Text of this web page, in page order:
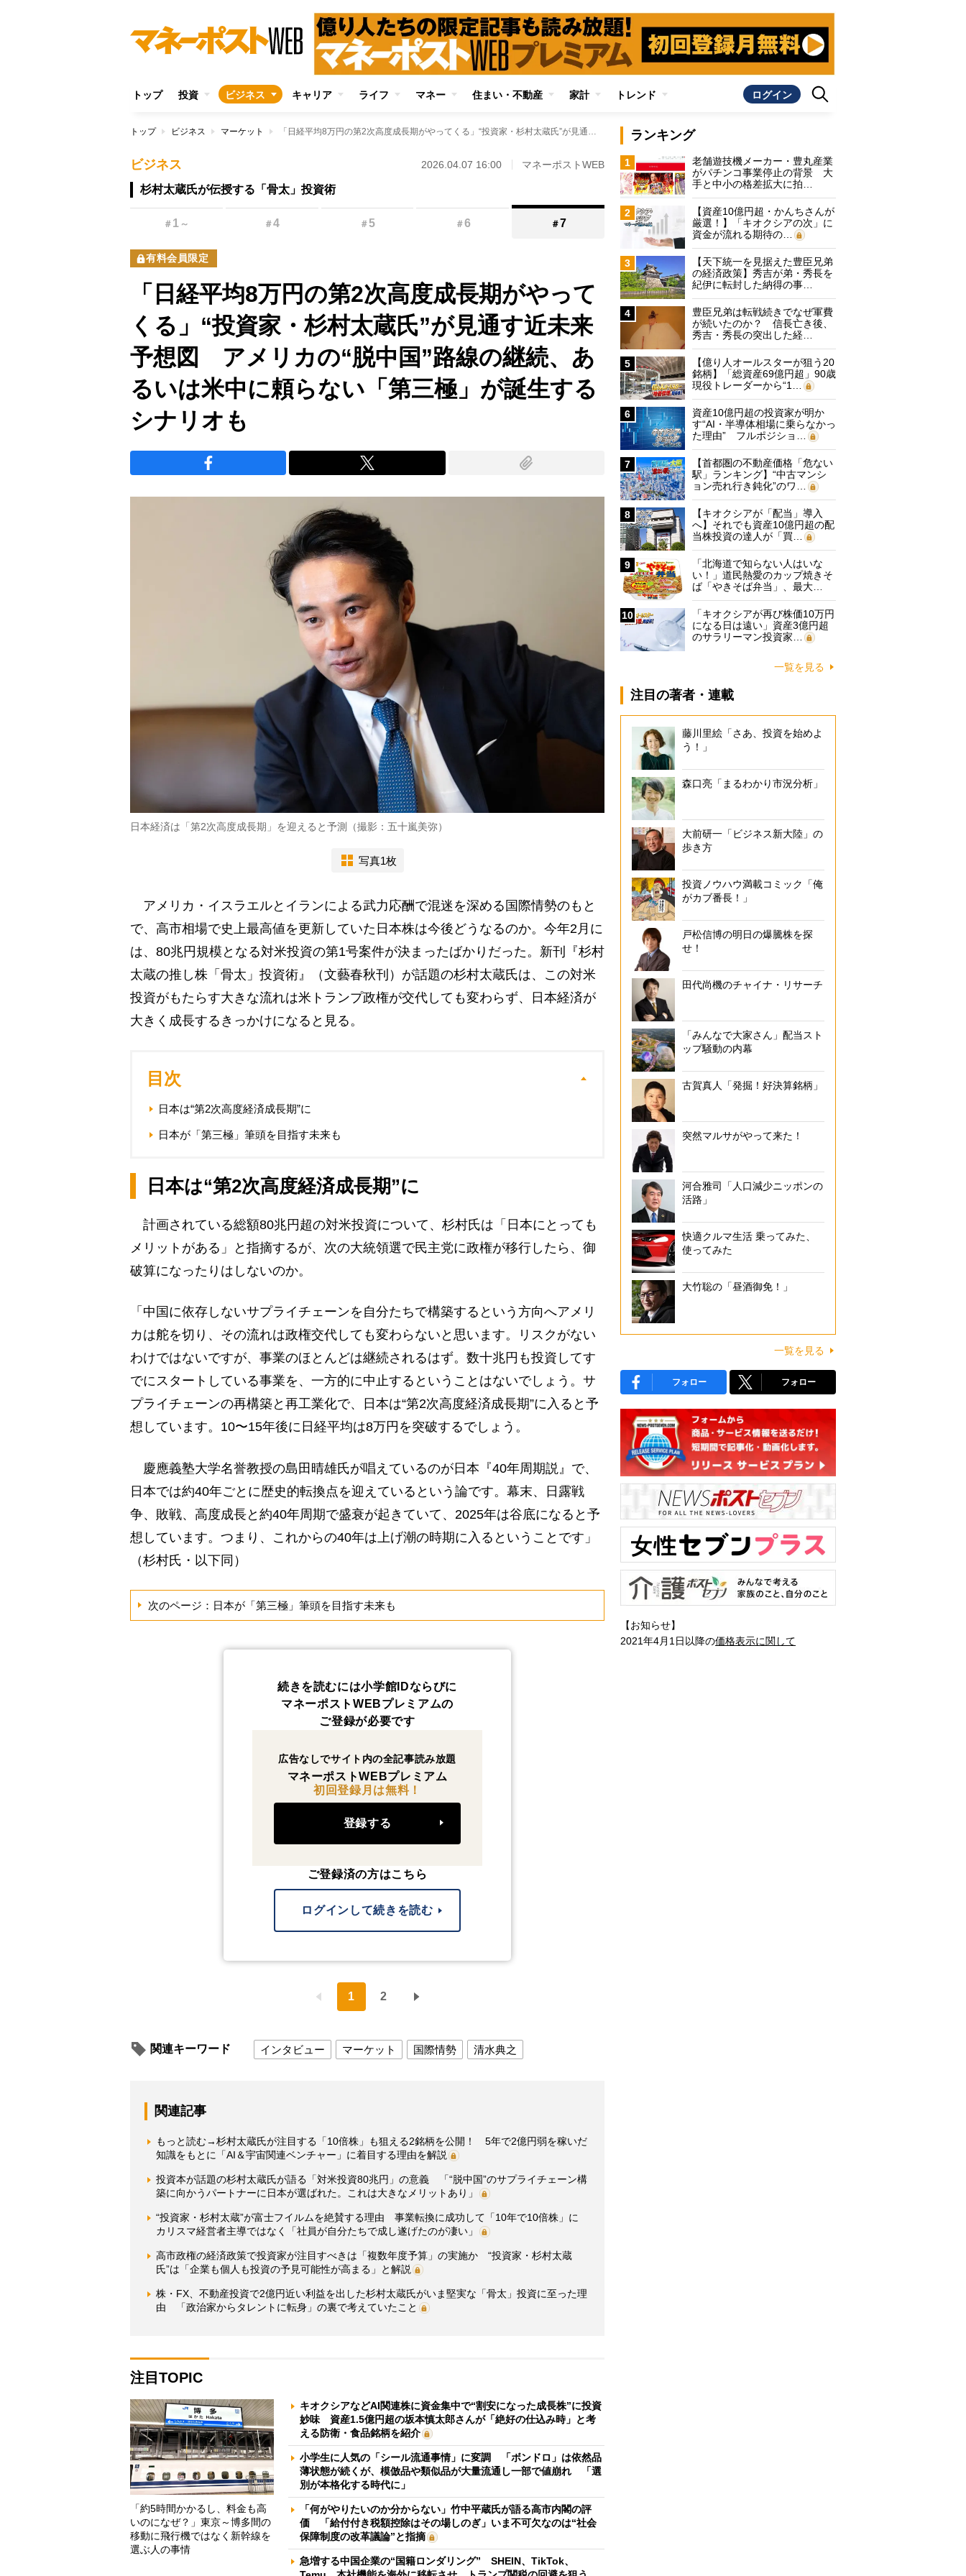
トップ 投資 ビジネス キャリア ライフ マネー 住まい・不動産 家計 トレンド ログイン
トップ ビジネス マーケット 「日経平均8万円の第2次高度成長期がやってくる」“投資家・杉村太蔵氏”が見通す近未来予想図 アメリカの“脱中国”路線の継続、あるいは米中に頼らない「第三極」が誕生するシナリオも
ビジネス 2026.04.07 16:00 マネーポストWEB
杉村太蔵氏が伝授する「骨太」投資術
＃ 1 ～ ＃4 ＃5 ＃6 ＃7
有料会員限定
「日経平均8万円の第2次高度成長期がやって
くる」“投資家・杉村太蔵氏”が見通す近未来
予想図 アメリカの“脱中国”路線の継続、あ
るいは米中に頼らない「第三極」が誕生する
シナリオも
日本経済は「第2次高度成長期」を迎えると予測（撮影：五十嵐美弥）
写真1枚
アメリカ・イスラエルとイランによる武力応酬で混迷を深める国際情勢のもと
で、高市相場で史上最高値を更新していた日本株は今後どうなるのか。今年2月に
は、80兆円規模となる対米投資の第1号案件が決まったばかりだった。新刊『杉村
太蔵の推し株「骨太」投資術』（文藝春秋刊）が話題の杉村太蔵氏は、この対米
投資がもたらす大きな流れは米トランプ政権が交代しても変わらず、日本経済が
大きく成長するきっかけになると見る。
目次
日本は“第2次高度経済成長期”に
日本が「第三極」筆頭を目指す未来も
日本は“第2次高度経済成長期”に
計画されている総額80兆円超の対米投資について、杉村氏は「日本にとっても
メリットがある」と指摘するが、次の大統領選で民主党に政権が移行したら、御
破算になったりはしないのか。
「中国に依存しないサプライチェーンを自分たちで構築するという方向へアメリ
カは舵を切り、その流れは政権交代しても変わらないと思います。リスクがない
わけではないですが、事業のほとんどは継続されるはず。数十兆円も投資してす
でにスタートしている事業を、一方的に中止するということはないでしょう。サ
プライチェーンの再構築と再工業化で、日本は“第2次高度経済成長期”に入ると予
想しています。10〜15年後に日経平均は8万円を突破するでしょう。
慶應義塾大学名誉教授の島田晴雄氏が唱えているのが日本『40年周期説』で、
日本では約40年ごとに歴史的転換点を迎えているという論です。幕末、日露戦
争、敗戦、高度成長と約40年周期で盛衰が起きていて、2025年は谷底になると予
想しています。つまり、これからの40年は上げ潮の時期に入るということです」
（杉村氏・以下同）
次のページ：日本が「第三極」筆頭を目指す未来も
続きを読むには小学館IDならびに
マネーポストWEBプレミアムの
ご登録が必要です
広告なしでサイト内の全記事読み放題
マネーポストWEBプレミアム
初回登録月は無料！
登録する
ご登録済の方はこちら
ログインして続きを読む
1 2
関連キーワード インタビュー マーケット 国際情勢 清水典之
関連記事
もっと読む→杉村太蔵氏が注目する「10倍株」も狙える2銘柄を公開！ 5年で2億円弱を稼いだ
知識をもとに「AI＆宇宙関連ベンチャー」に着目する理由を解説
投資本が話題の杉村太蔵氏が語る「対米投資80兆円」の意義 「“脱中国”のサプライチェーン構
築に向かうパートナーに日本が選ばれた。これは大きなメリットあり」
“投資家・杉村太蔵”が富士フイルムを絶賛する理由 事業転換に成功して「10年で10倍株」に
カリスマ経営者主導ではなく「社員が自分たちで成し遂げたのが凄い」
高市政権の経済政策で投資家が注目すべきは「複数年度予算」の実施か “投資家・杉村太蔵
氏”は「企業も個人も投資の予見可能性が高まる」と解説
株・FX、不動産投資で2億円近い利益を出した杉村太蔵氏がいま堅実な「骨太」投資に至った理
由 「政治家からタレントに転身」の裏で考えていたこと
注目TOPIC
「約5時間かかるし、料金も高
いのになぜ？」東京～博多間の
移動に飛行機ではなく新幹線を
選ぶ人の事情
キオクシアなどAI関連株に資金集中で“割安になった成長株”に投資
妙味 資産1.5億円超の坂本慎太郎さんが「絶好の仕込み時」と考
える防衛・食品銘柄を紹介
小学生に人気の「シール流通事情」に変調 「ボンドロ」は依然品
薄状態が続くが、模倣品や類似品が大量流通し一部で値崩れ 「選
別が本格化する時代に」
「何がやりたいのか分からない」竹中平蔵氏が語る高市内閣の評
価 「給付付き税額控除はその場しのぎ」いま不可欠なのは“社会
保障制度の改革議論”と指摘
急増する中国企業の“国籍ロンダリング” SHEIN、TikTok、
ランキング
1
老舗遊技機メーカー・豊丸産業
がパチンコ事業停止の背景 大
手と中小の格差拡大に拍…
2
【資産10億円超・かんちさんが
厳選！】「キオクシアの次」に
資金が流れる期待の…
3
【天下統一を見据えた豊臣兄弟
の経済政策】秀吉が弟・秀長を
紀伊に転封した納得の事…
4
豊臣兄弟は転戦続きでなぜ軍費
が続いたのか？ 信長亡き後、
秀吉・秀長の突出した経…
5
【億り人オールスターが狙う20
銘柄】「総資産69億円超」90歳
現役トレーダーから“1…
6
資産10億円超の投資家が明か
す“AI・半導体相場に乗らなかっ
た理由” フルポジショ…
7
【首都圏の不動産価格「危ない
駅」ランキング】“中古マンシ
ョン売れ行き鈍化”のワ…
8
【キオクシアが「配当」導入
へ】それでも資産10億円超の配
当株投資の達人が「買…
9
「北海道で知らない人はいな
い！」道民熱愛のカップ焼きそ
ば「やきそば弁当」、最大…
10
「キオクシアが再び株価10万円
になる日は遠い」資産3億円超
のサラリーマン投資家…
一覧を見る
注目の著者・連載
藤川里絵「さあ、投資を始めよ
う！」
森口亮「まるわかり市況分析」
大前研一「ビジネス新大陸」の
歩き方
投資ノウハウ満載コミック「俺
がカブ番長！」
戸松信博の明日の爆騰株を探
せ！
田代尚機のチャイナ・リサーチ
「みんなで大家さん」配当スト
ップ騒動の内幕
古賀真人「発掘！好決算銘柄」
突然マルサがやって来た！
河合雅司「人口減少ニッポンの
活路」
快適クルマ生活 乗ってみた、
使ってみた
大竹聡の「昼酒御免！」
一覧を見る
フォロー フォロー
【お知らせ】
2021年4月1日以降の価格表示に関して